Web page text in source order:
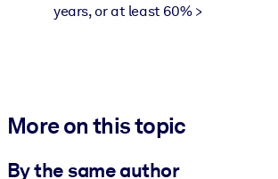
years, or at least 60% >
More on this topic
By the same author